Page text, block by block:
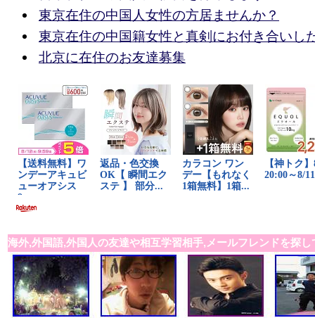
東京在住の中国人女性の方居ませんか？
東京在住の中国籍女性と真剣にお付き合いし
北京に在住のお友達募集
海外,外国語,外国人の友達や相互学習相手,メールフレンドを探し